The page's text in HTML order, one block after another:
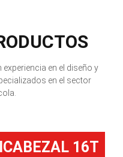
en el diseño y
en el sector
16T